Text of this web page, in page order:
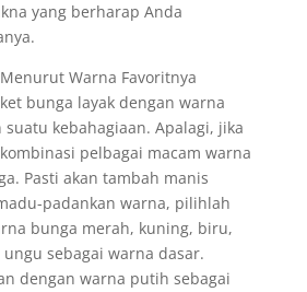
yang berharap Anda
Warna Favoritnya
bunga layak dengan warna
kebahagiaan. Apalagi, jika
pelbagai macam warna
Pasti akan tambah manis
padankan warna, pilihlah
bunga merah, kuning, biru,
sebagai warna dasar.
dengan warna putih sebagai